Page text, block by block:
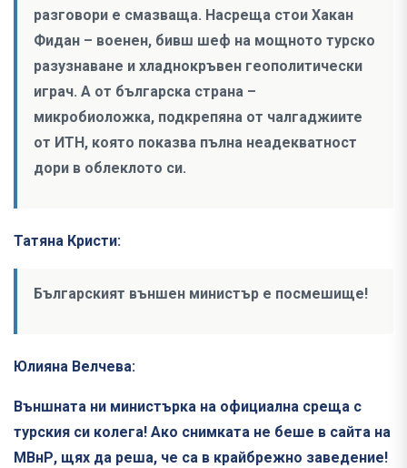
разговори е смазваща. Насреща стои Хакан
Фидан – военен, бивш шеф на мощното турско
разузнаване и хладнокръвен геополитически
играч. А от българска страна –
микробиоложка, подкрепяна от чалгаджиите
от ИТН, която показва пълна неадекватност
дори в облеклото си.
Татяна Кристи:
Българският външен министър е посмешище!
Юлияна Велчева:
Външната ни министърка на официална среща с
турския си колега! Ако снимката не беше в сайта на
МВнР, щях да реша, че са в крайбрежно заведение!